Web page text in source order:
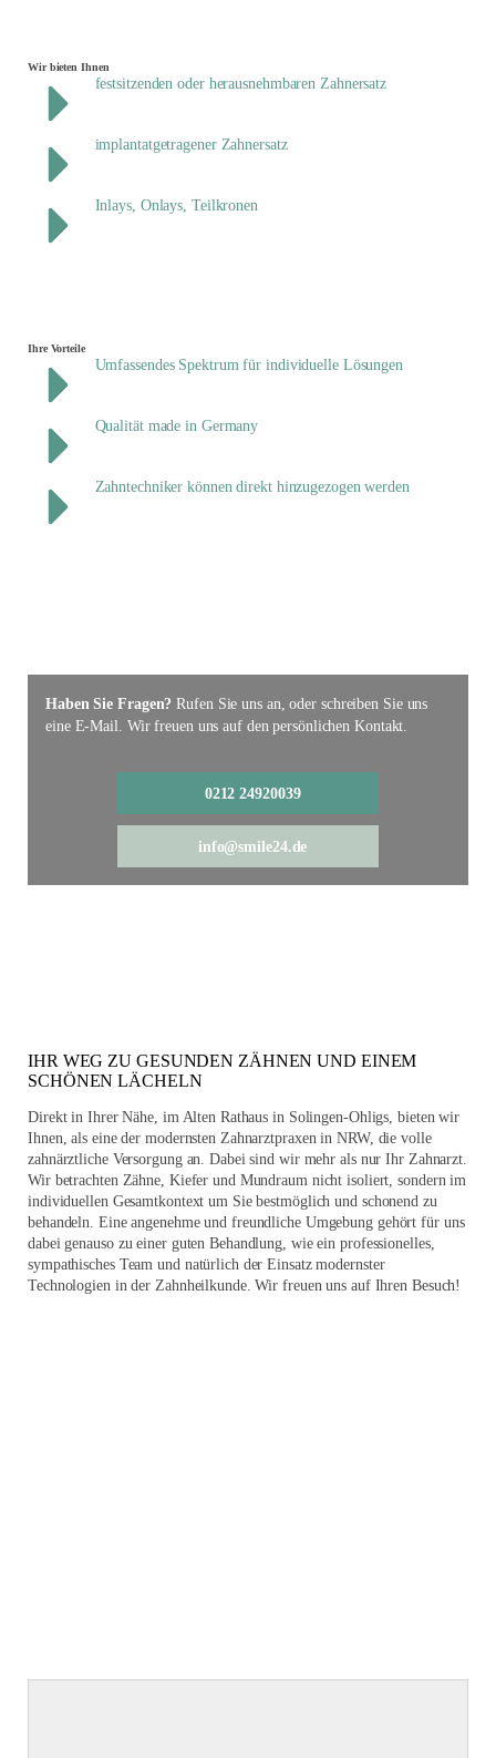
Wir bieten Ihnen
festsitzenden oder herausnehmbaren Zahnersatz
implantatgetragener Zahnersatz
Inlays, Onlays, Teilkronen
Ihre Vorteile
Umfassendes Spektrum für individuelle Lösungen
Qualität made in Germany
Zahntechniker können direkt hinzugezogen werden
Haben Sie Fragen? Rufen Sie uns an, oder schreiben Sie uns
eine E-Mail. Wir freuen uns auf den persönlichen Kontakt.
0212 24920039
info@smile24.de
IHR WEG ZU GESUNDEN ZÄHNEN UND EINEM
SCHÖNEN LÄCHELN
Direkt in Ihrer Nähe, im Alten Rathaus in Solingen-Ohligs, bieten wir
Ihnen, als eine der modernsten Zahnarztpraxen in NRW, die volle
zahnärztliche Versorgung an. Dabei sind wir mehr als nur Ihr Zahnarzt.
Wir betrachten Zähne, Kiefer und Mundraum nicht isoliert, sondern im
individuellen Gesamtkontext um Sie bestmöglich und schonend zu
behandeln. Eine angenehme und freundliche Umgebung gehört für uns
dabei genauso zu einer guten Behandlung, wie ein professionelles,
sympathisches Team und natürlich der Einsatz modernster
Technologien in der Zahnheilkunde. Wir freuen uns auf Ihren Besuch!